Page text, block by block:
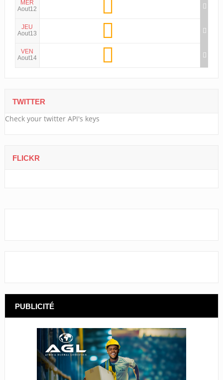
MER
Aout12
JEU
Aout13
VEN
Aout14
TWITTER
Check your twitter API's keys
FLICKR
PUBLICITÉ